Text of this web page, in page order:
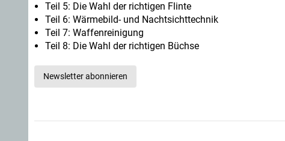
Teil 5: Die Wahl der richtigen Flinte
Teil 6: Wärmebild- und Nachtsichttechnik
Teil 7: Waffenreinigung
Teil 8: Die Wahl der richtigen Büchse
Newsletter abonnieren